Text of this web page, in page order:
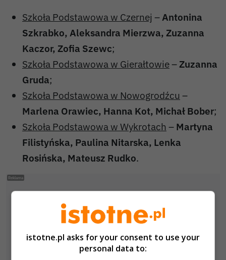
Szkoła Podstawowa w Czernej – Antonina
Szkrabko, Aleksandra Mierzwa, Zuzanna
Kaczor, Zofia Szewc;
Szkoła Podstawowa w Gierałtowie–Zuzanna
Gruda;
Szkoła Podstawowa w Nowogrodźcu –
Marlena Orawiec, Hanna Kot, Michał Bober;
Szkoła Podstawowa w Wykrotach – Martyna
Filistyńska, Paulina Nitarska, Lenka
Rosińska, Mateusz Rudko.
istotne.pl asks for your consent to use your
personal data to: